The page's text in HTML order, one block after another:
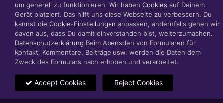
Datenschutzerklärung Impressum
© 1999 - 2022 RÄBIGER IT|WEB|VIDEO|CONSULTING
www.raebiger.pro
Powered by Invision Community
um generell zu funktionieren. Wir haben Cookies auf Deinem
Gerät platziert. Das hilft uns diese Webseite zu verbessern. Du
kannst die Cookie-Einstellungen anpassen, andernfalls gehen wir
davon aus, dass Du damit einverstanden bist, weiterzumachen.
Datenschutzerklärung Beim Abensden von Formularen für
Kontakt, Kommentare, Beiträge usw. werden die Daten dem
Zweck des Formulars nach erhoben und verarbeitet.
Accept Cookies Reject Cookies